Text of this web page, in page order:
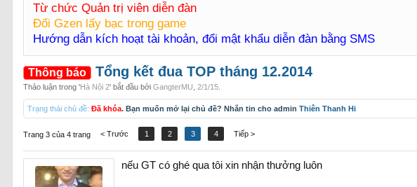
Từ chức Quản trị viên diễn đàn
Đổi Gzen lấy bạc trong game
Hướng dẫn kích hoạt tài khoản, đổi mật khẩu diễn đàn bằng SMS
Thông báo Tổng kết đua TOP tháng 12.2014
Thảo luận trong 'Hà Nội 2' bắt đầu bởiGangterMU ,2/1/15
Trạng thái chủ đề: Đã khóa. Bạn muốn mở lại chủ đề? Nhắn tin cho adminThiên Thanh Hi
Trang 3 của 4 trang < Trước 1 2 3 4 Tiếp >
nếu GT có ghé qua tôi xin nhận thưởng luôn